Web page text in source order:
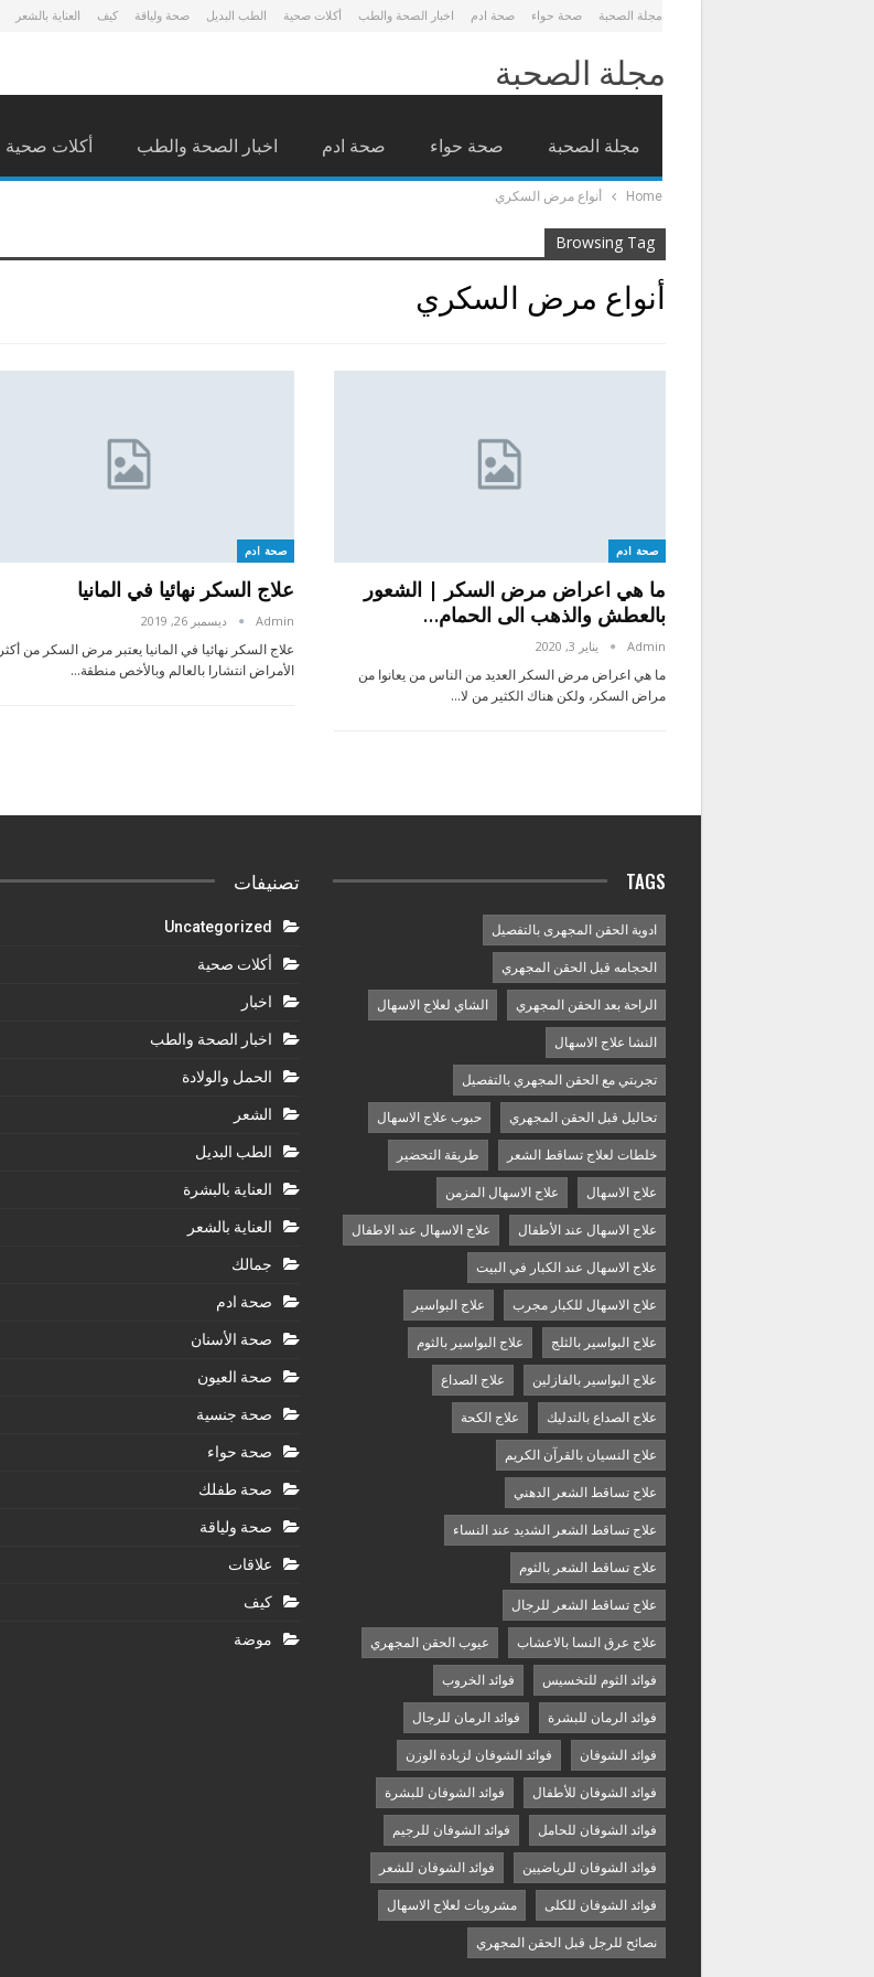
مجلة الصحبة صحة حواء صحة ادم اخبار الصحة والطب أكلات صحية الطب البديل صحة ولياقة كيف العناية بالشعر
مجلة الصحبة
مجلة الصحبة صحة حواء صحة ادم اخبار الصحة والطب أكلات صحية
Home أنواع مرض السكري
Browsing Tag
أنواع مرض السكري
صحة ادم
ما هي اعراض مرض السكر | الشعور
بالعطش والذهب الى الحمام…
Admin يناير 3, 2020
ما هي اعراض مرض السكر العديد من الناس من يعانوا من
مراض السكر، ولكن هناك الكثير من لا…
صحة ادم
علاج السكر نهائيا في المانيا
Admin ديسمبر 26, 2019
علاج السكر نهائيا في المانيا يعتبر مرض السكر من أكثر
الأمراض انتشارا بالعالم وبالأخص منطقة…
TAGS
ادوية الحقن المجهرى بالتفصيل
الحجامه قبل الحقن المجهري
الراحة بعد الحقن المجهري الشاي لعلاج الاسهال
النشا علاج الاسهال
تجربتي مع الحقن المجهري بالتفصيل
تحاليل قبل الحقن المجهري حبوب علاج الاسهال
خلطات لعلاج تساقط الشعر طريقة التحضير
علاج الاسهال علاج الاسهال المزمن
علاج الاسهال عند الأطفال علاج الاسهال عند الاطفال
علاج الاسهال عند الكبار في البيت
علاج الاسهال للكبار مجرب علاج البواسير
علاج البواسير بالثلج علاج البواسير بالثوم
علاج البواسير بالفازلين علاج الصداع
علاج الصداع بالتدليك علاج الكحة
علاج النسيان بالقرآن الكريم
علاج تساقط الشعر الدهني
علاج تساقط الشعر الشديد عند النساء
علاج تساقط الشعر بالثوم
علاج تساقط الشعر للرجال
علاج عرق النسا بالاعشاب عيوب الحقن المجهري
فوائد الثوم للتخسيس فوائد الخروب
فوائد الرمان للبشرة فوائد الرمان للرجال
فوائد الشوفان فوائد الشوفان لزيادة الوزن
فوائد الشوفان للأطفال فوائد الشوفان للبشرة
فوائد الشوفان للحامل فوائد الشوفان للرجيم
فوائد الشوفان للرياضيين فوائد الشوفان للشعر
فوائد الشوفان للكلى مشروبات لعلاج الاسهال
نصائح للرجل قبل الحقن المجهري
تصنيفات
Uncategorized
أكلات صحية
اخبار
اخبار الصحة والطب
الحمل والولادة
الشعر
الطب البديل
العناية بالبشرة
العناية بالشعر
جمالك
صحة ادم
صحة الأسنان
صحة العيون
صحة جنسية
صحة حواء
صحة طفلك
صحة ولياقة
علاقات
كيف
موضة